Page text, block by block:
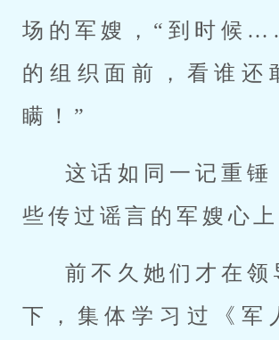
场的军嫂，“到时候
的组织面前，看谁还
瞒！”
这话如同一记重锤
些传过谣言的军嫂心上
前不久她们才在领
下，集体学习过《军